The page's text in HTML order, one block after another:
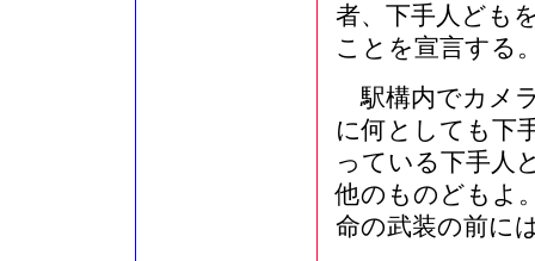
者、下手人ども
ことを宣言する
駅構内でカメ
に何としても下
っている下手人
他のものどもよ
命の武装の前に